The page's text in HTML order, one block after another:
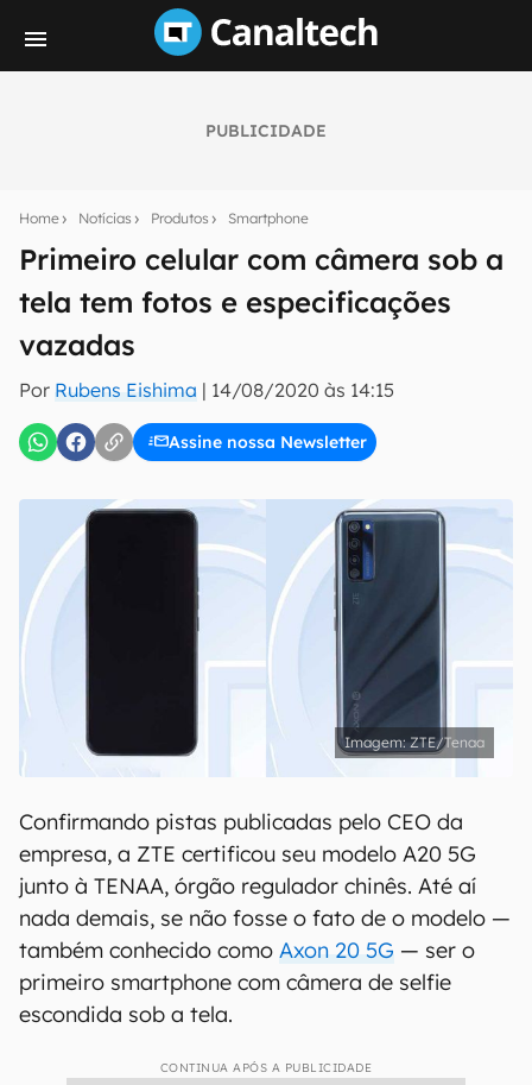
PUBLICIDADE
Home Notícias Produtos Smartphone
Primeiro celular com câmera sob a
tela tem fotos e especificações
vazadas
Por Rubens Eishima | 14/08/2020 às 14:15
Assine nossa Newsletter
notícias e reviews sobre tecnologia em primeira
E-mail
inscreva-se
Uso e Política de Privacidade do Canaltech.
ZTE/Tenaa
Confirmando pistas publicadas pelo CEO da
empresa, a ZTE certificou seu modelo A20 5G
junto à TENAA, órgão regulador chinês. Até aí
nada demais, se não fosse o fato de o modelo —
também conhecido como Axon 20 5G — ser o
primeiro smartphone com câmera de selfie
escondida sob a tela.
CONTINUA APÓS A PUBLICIDADE